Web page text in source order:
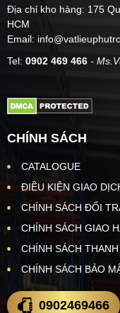
Địa chỉ kho hàng: 175
HCM
Email:
Tel: 0902 469 466 -
CHÍNH SÁCH
CATALOGUE
ĐIỀU KIỆN GIAO
CHÍNH SÁCH ĐỔI
CHÍNH SÁCH GIAO
CHÍNH SÁCH
CHÍNH SÁCH BẢO
0902469466